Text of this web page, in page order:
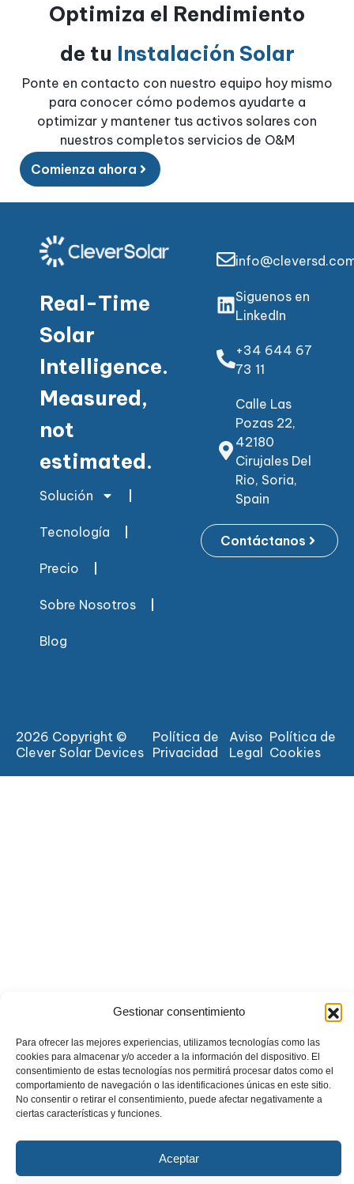
Gestionar consentimiento
Para ofrecer las mejores experiencias, utilizamos tecnologías como las
cookies para almacenar y/o acceder a la información del dispositivo. El
consentimiento de estas tecnologías nos permitirá procesar datos como el
comportamiento de navegación o las identificaciones únicas en este sitio.
No consentir o retirar el consentimiento, puede afectar negativamente a
ciertas características y funciones.
Aceptar
Optimiza el Rendimiento
de tu Instalación Solar
Ponte en contacto con nuestro equipo hoy mismo
para conocer cómo podemos ayudarte a
optimizar y mantener tus activos solares con
nuestros completos servicios de O&M
Comienza ahora
Real-Time
Solar
Intelligence.
Measured,
not
estimated.
Solución
Tecnología
Precio
Sobre Nosotros
Blog
Siguenos en
LinkedIn
+34 644 67
73 11
Calle Las
Pozas 22,
42180
Cirujales Del
Rio, Soria,
Spain
Contáctanos
2026 Copyright ©
Clever Solar Devices
Política de
Privacidad
Aviso
Legal
Política de
Cookies